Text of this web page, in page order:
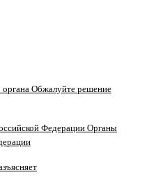
Обжалуйте решение
Органы